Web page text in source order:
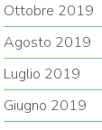
Ottobre 2019
Agosto 2019
Luglio 2019
Giugno 2019